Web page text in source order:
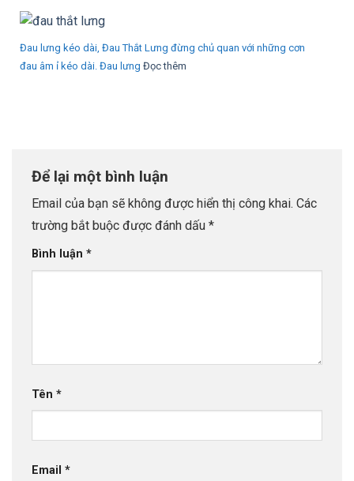
Đau lưng kéo dài, Đau Thắt Lưng đừng chủ quan với những cơn
đau âm ỉ kéo dài. Đau lưng Đọc thêm
Để lại một bình luận
Email của bạn sẽ không được hiển thị công khai. Các
trường bắt buộc được đánh dấu *
Bình luận *
Tên *
Email *